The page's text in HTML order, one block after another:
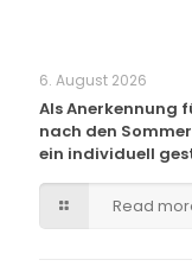
6. August 2026
Als Anerkennung
nach den
ein individuell
Read